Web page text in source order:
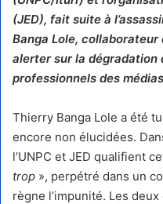
(JED), fait suite à
Banga Lole, collaborateur
alerter sur la dégradation
professionnels des
Thierry Banga Lole a été
encore non élucidées.
l’UNPC et JED qualifient
trop », perpétré dans un
règne l’impunité. Les